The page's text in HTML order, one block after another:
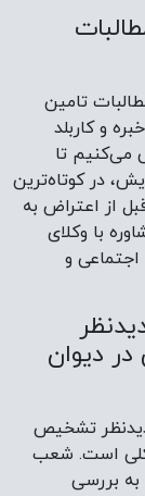
تامین
و کاربلد
می‌کنیم تا
در کوتاه‌ترین
از اعتراض به
با وکلای
و
دیوان
تشخیص
است. شعب
به بررسی